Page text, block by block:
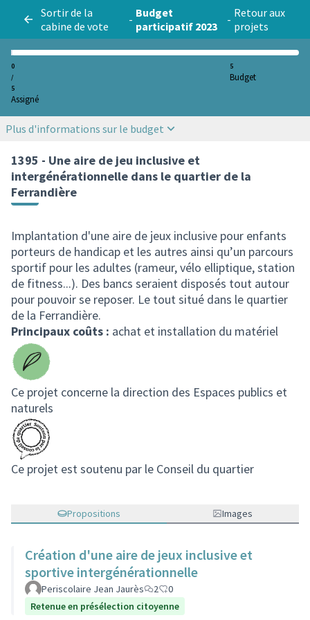
Sortir de la
cabine de vote
- Budget
participatif 2023
- Retour aux
projets
0
/
5
Assigné
5
Budget
Plus d'informations sur le budget
1395 - Une aire de jeu inclusive et
intergénérationnelle dans le quartier de la
Ferrandière
Implantation d'une aire de jeux inclusive pour enfants
porteurs de handicap et les autres ainsi qu’un parcours
sportif pour les adultes (rameur, vélo elliptique, station
de fitness...). Des bancs seraient disposés tout autour
pour pouvoir se reposer. Le tout situé dans le quartier
de la Ferrandière.
Principaux coûts : achat et installation du matériel
Ce projet concerne la direction des Espaces publics et
naturels
Ce projet est soutenu par le Conseil du quartier
Propositions Images
Création d'une aire de jeux inclusive et
sportive intergénérationnelle
Periscolaire Jean Jaurès 2
0
Retenue en présélection citoyenne